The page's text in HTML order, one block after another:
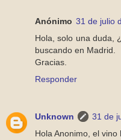
Anónimo 31 de julio
Hola, solo una duda,
buscando en Madrid.
Gracias.
Responder
Unknown
31 de
Hola Anonimo, el